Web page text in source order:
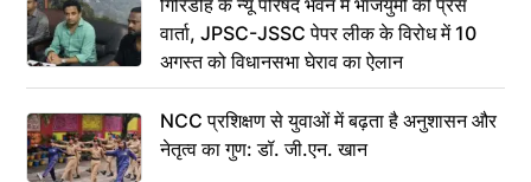
गिरिडीह के न्यू परिषद भवन में भाजयुमो की प्रेस
वार्ता, JPSC-JSSC पेपर लीक के विरोध में 10
अगस्त को विधानसभा घेराव का ऐलान
NCC प्रशिक्षण से युवाओं में बढ़ता है अनुशासन और
नेतृत्व का गुण: डॉ. जी.एन. खान